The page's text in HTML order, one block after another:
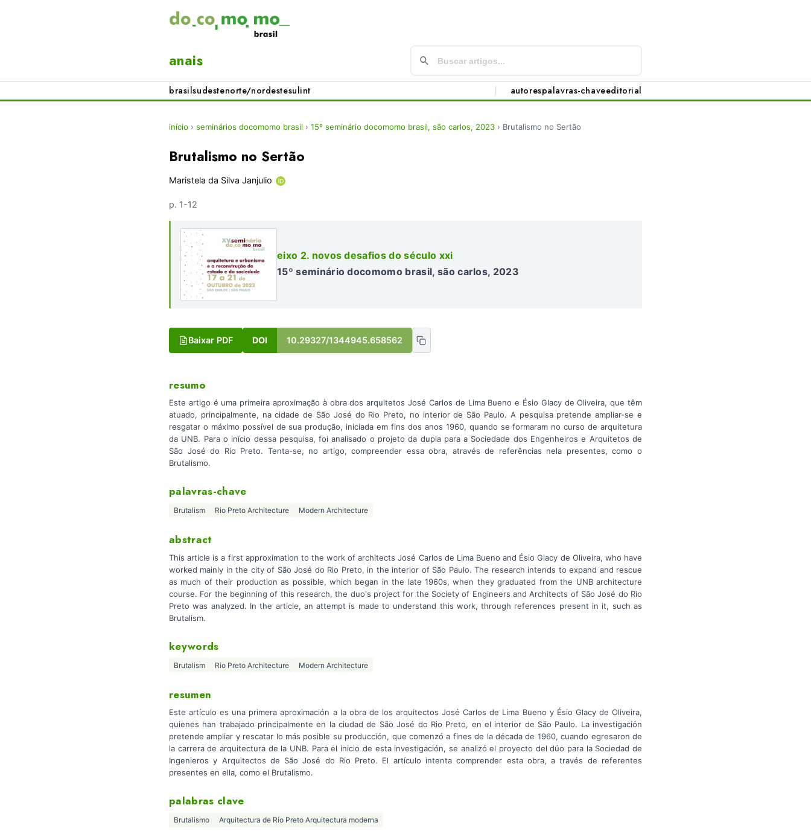
anais
brasilsudestenorte/nordestesulint autorespalavras-chaveeditorial
início › seminários docomomo brasil › 15º seminário docomomo brasil, são carlos, 2023 › Brutalismo no Sertão
Brutalismo no Sertão
Maristela da Silva Janjulio
p. 1-12
eixo 2. novos desafios do século xxi
15º seminário docomomo brasil, são carlos, 2023
Baixar PDF DOI 10.29327/1344945.658562
resumo
Este artigo é uma primeira aproximação à obra dos arquitetos José Carlos de Lima Bueno e Ésio Glacy de Oliveira, que têm
atuado, principalmente, na cidade de São José do Rio Preto, no interior de São Paulo. A pesquisa pretende ampliar-se e
resgatar o máximo possível de sua produção, iniciada em fins dos anos 1960, quando se formaram no curso de arquitetura
da UNB. Para o início dessa pesquisa, foi analisado o projeto da dupla para a Sociedade dos Engenheiros e Arquitetos de
São José do Rio Preto. Tenta-se, no artigo, compreender essa obra, através de referências nela presentes, como o
Brutalismo.
palavras-chave
Brutalism Rio Preto Architecture Modern Architecture
abstract
This article is a first approximation to the work of architects José Carlos de Lima Bueno and Ésio Glacy de Oliveira, who have
worked mainly in the city of São José do Rio Preto, in the interior of São Paulo. The research intends to expand and rescue
as much of their production as possible, which began in the late 1960s, when they graduated from the UNB architecture
course. For the beginning of this research, the duo's project for the Society of Engineers and Architects of São José do Rio
Preto was analyzed. In the article, an attempt is made to understand this work, through references present in it, such as
Brutalism.
keywords
Brutalism Rio Preto Architecture Modern Architecture
resumen
Este artículo es una primera aproximación a la obra de los arquitectos José Carlos de Lima Bueno y Ésio Glacy de Oliveira,
quienes han trabajado principalmente en la ciudad de São José do Rio Preto, en el interior de São Paulo. La investigación
pretende ampliar y rescatar lo más posible su producción, que comenzó a fines de la década de 1960, cuando egresaron de
la carrera de arquitectura de la UNB. Para el inicio de esta investigación, se analizó el proyecto del dúo para la Sociedad de
Ingenieros y Arquitectos de São José do Rio Preto. El artículo intenta comprender esta obra, a través de referentes
presentes en ella, como el Brutalismo.
palabras clave
Brutalismo Arquitectura de Río Preto Arquitectura moderna